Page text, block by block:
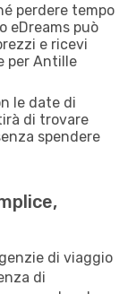
perdere tempo
eDreams può
e ricevi
per Antille
le date di
di trovare
spendere
di viaggio
di